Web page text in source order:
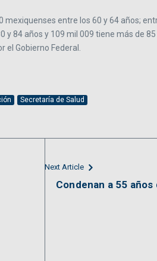
entre los 60 y 64 años;
84 años y 109 mil 009 tiene más de
el Gobierno Federal.
Secretaría de Salud
Next Article
Condenan a 55